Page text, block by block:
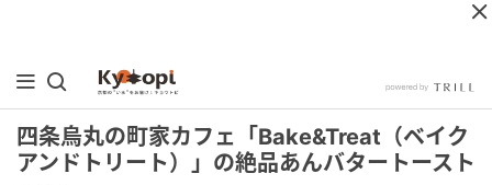
四条烏丸の町家カフェ「Bake&Treat（ベイク
アンドトリート）」の絶品あんバタートースト